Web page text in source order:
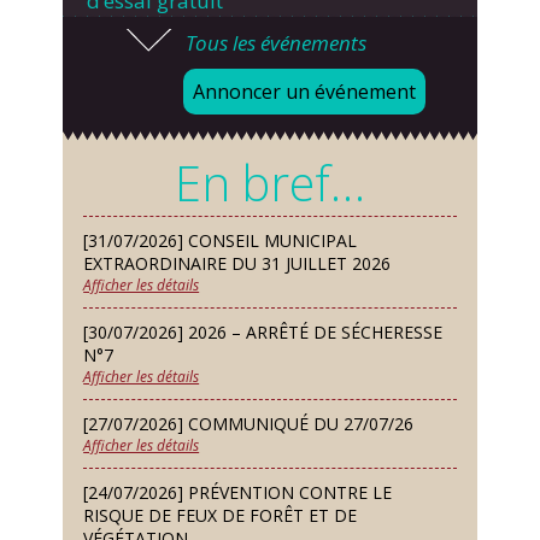
Mardi 08 Sep
Chorale À travers chants
Défi de pêche aux leurres (concept
lure house)
Dimanche 13 Sep
Repas de fouées
Lundi 14 Sep
Conseil municipal du 14 septembre
2026
Jeudi 24 Sep
Permanence des Architectes des
Bâtiments de France
Samedi 26 Sep
Concours de palets
Tous les événements
Annoncer un événement
En bref…
[31/07/2026] CONSEIL MUNICIPAL
EXTRAORDINAIRE DU 31 JUILLET 2026
Afficher les détails
[30/07/2026] 2026 – ARRÊTÉ DE SÉCHERESSE
N°7
Afficher les détails
[27/07/2026] COMMUNIQUÉ DU 27/07/26
Afficher les détails
[24/07/2026] PRÉVENTION CONTRE LE
RISQUE DE FEUX DE FORÊT ET DE